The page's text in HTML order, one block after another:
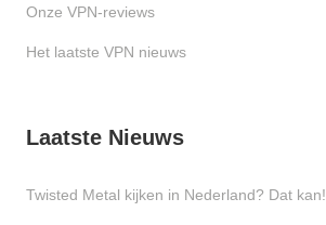
Onze VPN-reviews
Het laatste VPN nieuws
Laatste Nieuws
Twisted Metal kijken in Nederland? Dat kan!